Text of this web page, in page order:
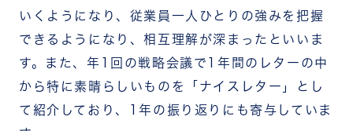
いくようになり、従業員一人ひとりの強みを把握
できるようになり、相互理解が深まったといいま
す。また、年1回の戦略会議で1年間のレターの中
から特に素晴らしいものを「ナイスレター」とし
て紹介しており、1年の振り返りにも寄与していま